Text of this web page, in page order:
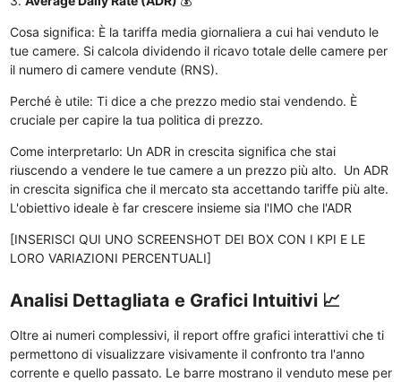
Cosa significa: È la tariffa media giornaliera a cui hai venduto le
tue camere. Si calcola dividendo il ricavo totale delle camere per
il numero di camere vendute (RNS).
Perché è utile: Ti dice a che prezzo medio stai vendendo. È
cruciale per capire la tua politica di prezzo.
Come interpretarlo: Un ADR in crescita significa che stai
riuscendo a vendere le tue camere a un prezzo più alto. Un ADR
in crescita significa che il mercato sta accettando tariffe più alte.
L'obiettivo ideale è far crescere insieme sia l'IMO che l'ADR
[INSERISCI QUI UNO SCREENSHOT DEI BOX CON I KPI E LE
LORO VARIAZIONI PERCENTUALI]
Analisi Dettagliata e Grafici Intuitivi 📈
Oltre ai numeri complessivi, il report offre grafici interattivi che ti
permettono di visualizzare visivamente il confronto tra l'anno
corrente e quello passato. Le barre mostrano il venduto mese per